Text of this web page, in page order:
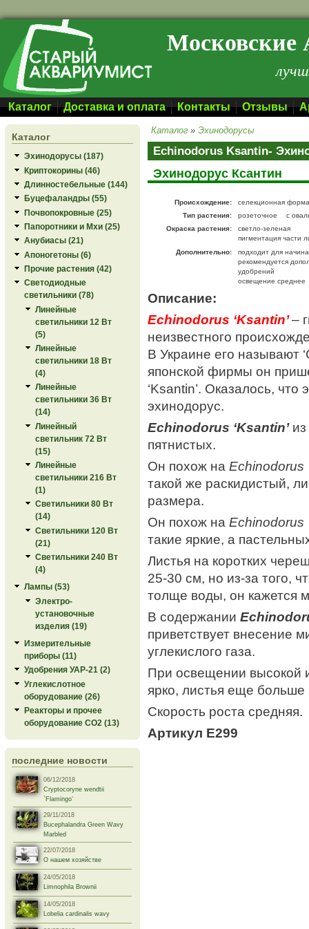
Перейти к основному содержанию Московские
Каталог Доставка и оплата Контакты Отзывы
Каталог
Эхинодорусы (187)
Криптокорины (46)
Длинностебельные (144)
Буцефаландры (55)
Почвопокровные (25)
Папоротники и Мхи (25)
Анубиасы (21)
Апоногетоны (6)
Прочие растения (42)
Светодиодные
светильники (78)
Линейные
светильники 12 Вт
(5)
Линейные
светильники 18 Вт
(4)
Линейные
светильники 36 Вт
(14)
Линейный
светильник 72 Вт
(15)
Линейные
светильники 216 Вт
(1)
Светильники 80 Вт
(14)
Светильники 120 Вт
(21)
Светильники 240 Вт
(4)
Лампы (53)
Электро-
установочные
изделия (19)
Измерительные
приборы (11)
Удобрения УАР-21 (2)
Углекислотное
оборудование (26)
Реакторы и прочее
оборудование СО2 (13)
последние новости
06/12/2018
Cryptocoryne wendtii
`Flamingo’
29/11/2018
Bucephalandra Green Wavy
Marbled
22/07/2018
О нашем хозяйстве
24/05/2018
Limnophila Brownii
14/05/2018
Lobelia cardinalis wavy
Каталог »Эхинодорусы
Echinodorus Ksantin-
Эхинодорус Ксантин
Происхождение:
селекционная
Тип растения:
розеточное
с
Окраска растения:
светло-зеленая
пигментация части
Дополнительно:
подходит для
рекомендуется
удобрений
освещение среднее
Описание:
Echinodorus ‘Ksantin’–
неизвестного
В Украине его называют
японской фирмы он
‘Ksantin’. Оказалось, что
эхинодорус.
Echinodorus ‘Ksantin’из
пятнистых.
Он похож наEchinodorus
такой же раскидистый,
размера.
Он похож наEchinodorus
такие яркие, а
Листья на коротких
25-30 см, но из-за того,
толще воды, он кажется
В содержании
приветствует внесение
углекислого газа.
При освещении высокой
ярко, листья еще больше
Скорость роста средняя.
Артикул E299